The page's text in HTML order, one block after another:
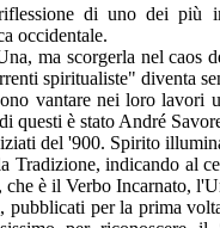
di uno dei più
occidentale.
ma scorgerla nel caos
spiritualiste" diventa
vantare nei loro lavori
questi è stato André
del '900. Spirito
Tradizione, indicando al
che è il Verbo Incarnato,
pubblicati per la prima